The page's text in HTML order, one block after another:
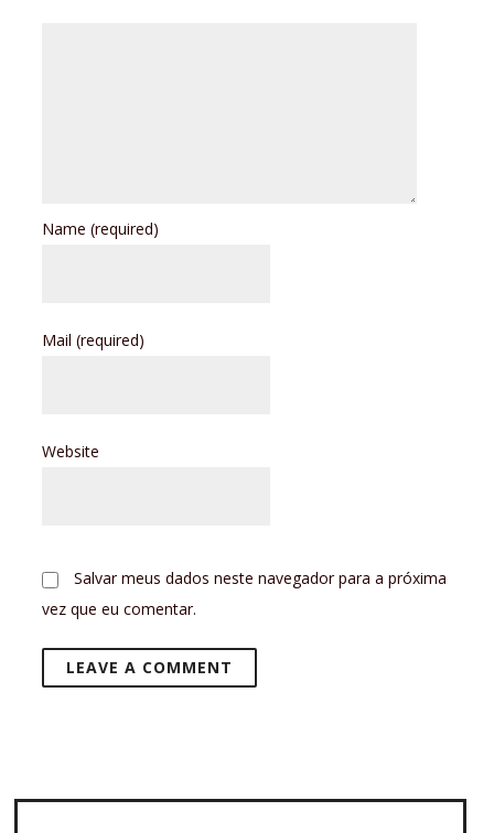
Name(required)
Mail(required)
Website
Salvar meus dados neste navegador para a próxima
vez que eu comentar.